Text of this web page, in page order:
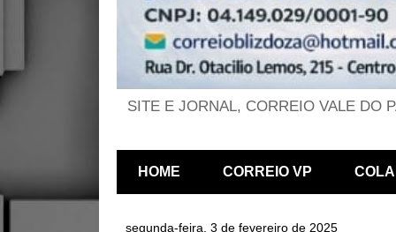
SITE E JORNAL, CORREIO VALE DO
HOME CORREIO VP
segunda-feira, 3 de fevereiro de 2025